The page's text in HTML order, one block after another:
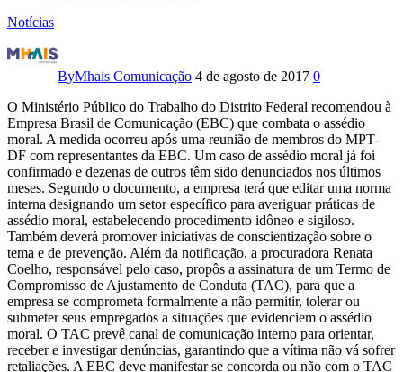
Notícias
MPT-
notifica
EBC
por
assédio
moral
ByMhais Comunicação 4 de agosto de 2017 0
O Ministério Público do Trabalho do Distrito Federal recomendou à
Empresa Brasil de Comunicação (EBC) que combata o assédio
moral. A medida ocorreu após uma reunião de membros do MPT-
DF com representantes da EBC. Um caso de assédio moral já foi
confirmado e dezenas de outros têm sido denunciados nos últimos
meses. Segundo o documento, a empresa terá que editar uma norma
interna designando um setor específico para averiguar práticas de
assédio moral, estabelecendo procedimento idôneo e sigiloso.
Também deverá promover iniciativas de conscientização sobre o
tema e de prevenção. Além da notificação, a procuradora Renata
Coelho, responsável pelo caso, propôs a assinatura de um Termo de
Compromisso de Ajustamento de Conduta (TAC), para que a
empresa se comprometa formalmente a não permitir, tolerar ou
submeter seus empregados a situações que evidenciem o assédio
moral. O TAC prevê canal de comunicação interno para orientar,
receber e investigar denúncias, garantindo que a vítima não vá sofrer
retaliações. A EBC deve manifestar se concorda ou não com o TAC